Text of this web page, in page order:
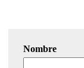
Nombre